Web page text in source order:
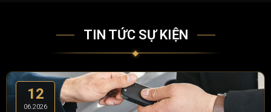
TIN TỨC SỰ KIỆN
12
06.2026